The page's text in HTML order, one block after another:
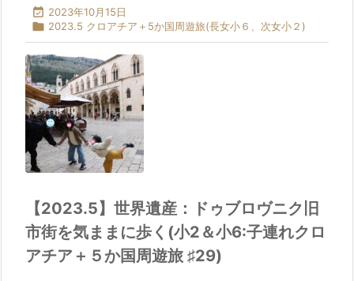
 2023年10月15日
 2023.5 クロアチア＋5か国周遊旅(長女小６、次女小２)
【2023.5】世界遺産：ドゥブロヴニク旧
市街を気ままに歩く(小2＆小6:子連れクロ
アチア＋５か国周遊旅 ♯29)